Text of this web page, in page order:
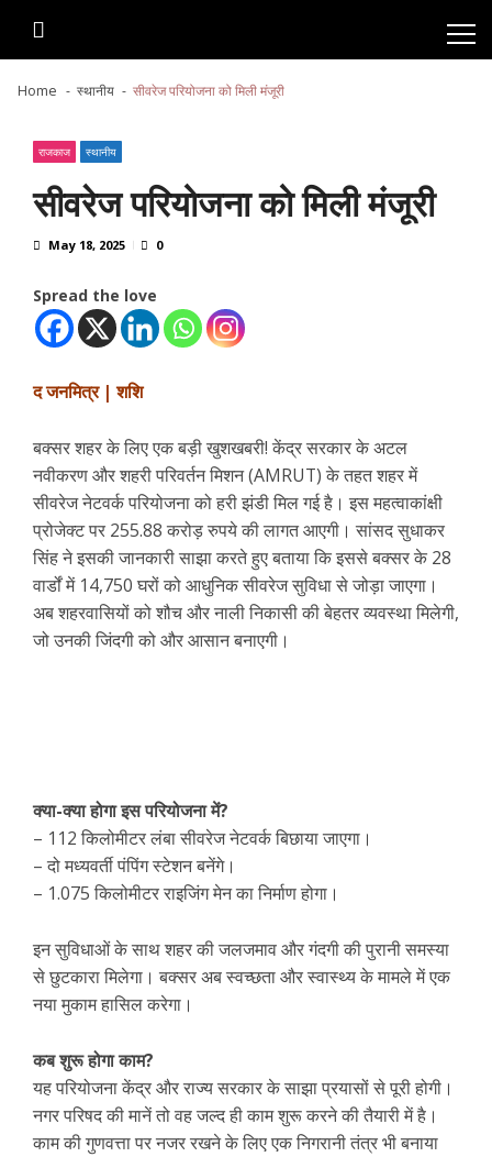
Home स्थानीय सीवरेज परियोजना को मिली मंजूरी
राजकाज स्थानीय
सीवरेज परियोजना को मिली मंजूरी
May 18, 2025 0
Spread the love
द जनमित्र | शशि
बक्सर शहर के लिए एक बड़ी खुशखबरी! केंद्र सरकार के अटल
नवीकरण और शहरी परिवर्तन मिशन (AMRUT) के तहत शहर में
सीवरेज नेटवर्क परियोजना को हरी झंडी मिल गई है। इस महत्वाकांक्षी
प्रोजेक्ट पर 255.88 करोड़ रुपये की लागत आएगी। सांसद सुधाकर
सिंह ने इसकी जानकारी साझा करते हुए बताया कि इससे बक्सर के 28
वार्डों में 14,750 घरों को आधुनिक सीवरेज सुविधा से जोड़ा जाएगा।
अब शहरवासियों को शौच और नाली निकासी की बेहतर व्यवस्था मिलेगी,
जो उनकी जिंदगी को और आसान बनाएगी।
क्या-क्या होगा इस परियोजना में?
– 112 किलोमीटर लंबा सीवरेज नेटवर्क बिछाया जाएगा।
– दो मध्यवर्ती पंपिंग स्टेशन बनेंगे।
– 1.075 किलोमीटर राइजिंग मेन का निर्माण होगा।
इन सुविधाओं के साथ शहर की जलजमाव और गंदगी की पुरानी समस्या
से छुटकारा मिलेगा। बक्सर अब स्वच्छता और स्वास्थ्य के मामले में एक
नया मुकाम हासिल करेगा।
कब शुरू होगा काम?
यह परियोजना केंद्र और राज्य सरकार के साझा प्रयासों से पूरी होगी।
नगर परिषद की मानें तो वह जल्द ही काम शुरू करने की तैयारी में है।
काम की गुणवत्ता पर नजर रखने के लिए एक निगरानी तंत्र भी बनाया